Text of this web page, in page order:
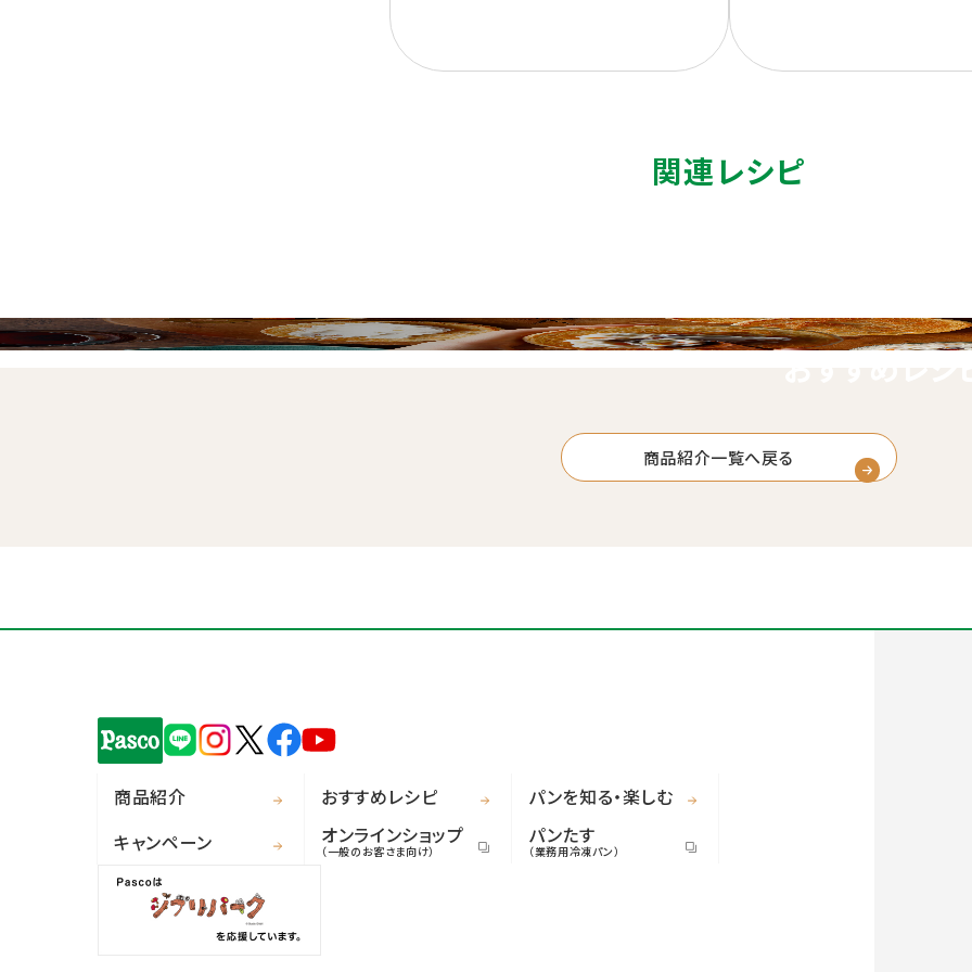
関連レシピ
商品紹介一覧へ戻る
商品紹介 おすすめレシピ
パンを知る・楽しむ
キャンペーン
オンラインショップ
（一般のお客さま向け）
パンたす
（業務用冷凍パン）